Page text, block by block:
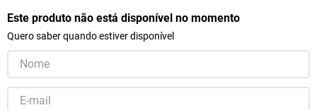
Este produto não está disponível no momento
Quero saber quando estiver disponível
shampoo
dipirona
8º
fraldas geriátricas
9º
tadalafila
amoxicilina clavulanato